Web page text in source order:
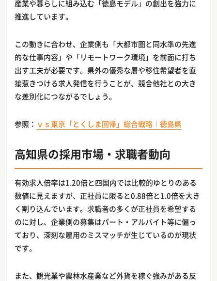
産業や暮らしに組み込む「徳島モデル」の創出を強力に
推進しています。
この動きに合わせ、企業側も「大都市圏と同水準の先進
的な仕事内容」や「リモートワーク環境」を前面に打ち
出す工夫が必要です。県外の優秀な層や移住希望者を直
接惹きつける求人発信を行うことが、競合他社との大き
な差別化につながるでしょう。
参照： ｖｓ東京「とくしま回帰」総合戦略｜徳島県
高知県の採用市場・求職者動向
有効求人倍率は1.20倍と四国内では比較的ゆとりのある
数値に見えますが、正社員に限ると0.88倍と1.0倍を大き
く割り込んでいます。求職者の多くが正社員を希望する
のに対し、企業側の募集はパート・アルバイト等に偏っ
ており、深刻な雇用のミスマッチが生じているのが現状
です。
また、観光業や農林水産業など外貨を稼ぐ強みがある反